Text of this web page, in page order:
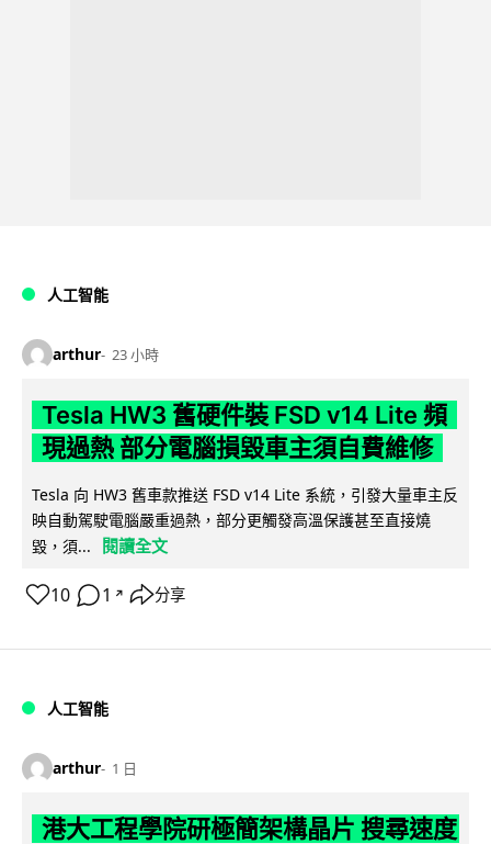
人工智能
arthur 23 小時
Tesla HW3 舊硬件裝 FSD v14 Lite 頻
現過熱 部分電腦損毀車主須自費維修
Tesla 向 HW3 舊車款推送 FSD v14 Lite 系統，引發大量車主反
映自動駕駛電腦嚴重過熱，部分更觸發高溫保護甚至直接燒
毀，須...
閱讀全文
10 1 ↗ 分享
人工智能
arthur 1 日
港大工程學院研極簡架構晶片 搜尋速度